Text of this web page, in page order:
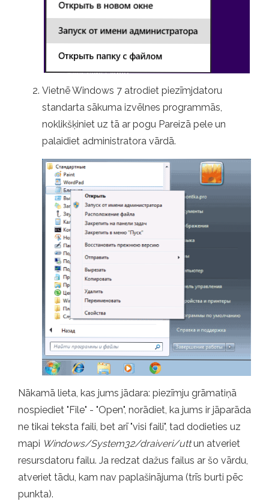
Vietnē Windows 7 atrodiet piezīmjdatoru
standarta sākuma izvēlnes programmās,
noklikšķiniet uz tā ar pogu Pareizā pele un
palaidiet administratora vārdā.
Nākamā lieta, kas jums jādara: piezīmju grāmatiņā
nospiediet "File" - "Open", norādiet, ka jums ir jāparāda
ne tikai teksta faili, bet arī "visi faili", tad dodieties uz
mapi Windows/System32/draiveri/uttun atveriet
resursdatoru failu. Ja redzat dažus failus ar šo vārdu,
atveriet tādu, kam nav paplašinājuma (trīs burti pēc
punkta).